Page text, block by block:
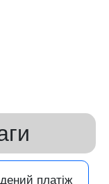
платіж